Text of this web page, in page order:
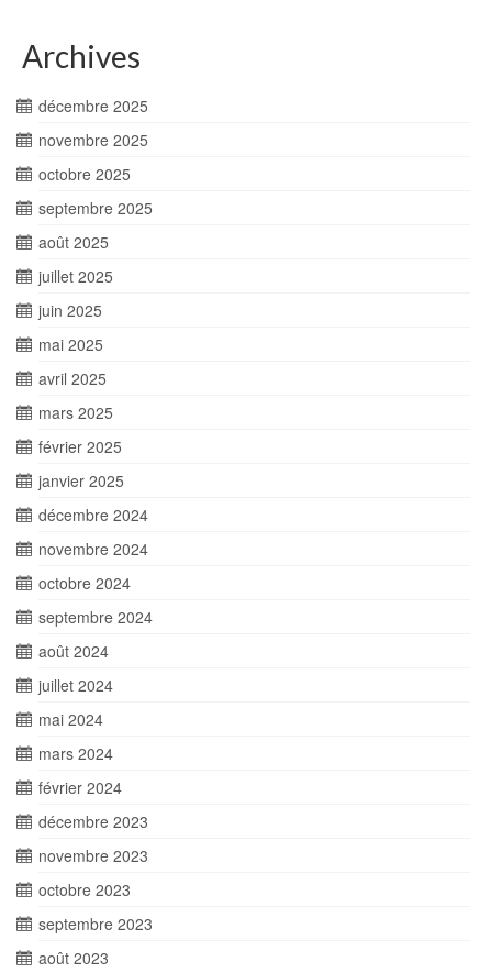
Archives
décembre 2025
novembre 2025
octobre 2025
septembre 2025
août 2025
juillet 2025
juin 2025
mai 2025
avril 2025
mars 2025
février 2025
janvier 2025
décembre 2024
novembre 2024
octobre 2024
septembre 2024
août 2024
juillet 2024
mai 2024
mars 2024
février 2024
décembre 2023
novembre 2023
octobre 2023
septembre 2023
août 2023